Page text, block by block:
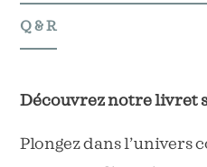
Q & R
Découvrez notre livret
Plongez dans l’univers